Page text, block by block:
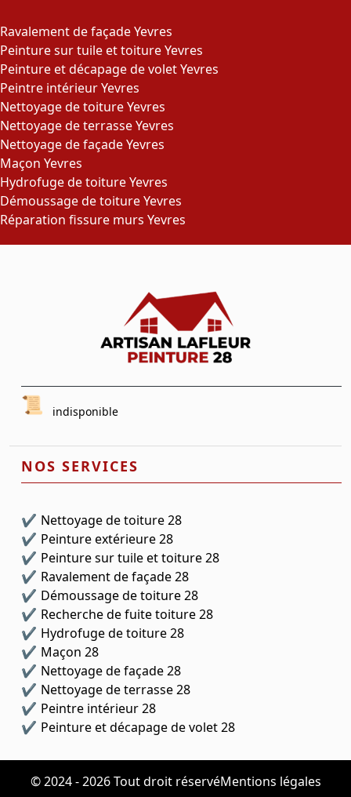
Ravalement de façade Yevres
Peinture sur tuile et toiture Yevres
Peinture et décapage de volet Yevres
Peintre intérieur Yevres
Nettoyage de toiture Yevres
Nettoyage de terrasse Yevres
Nettoyage de façade Yevres
Maçon Yevres
Hydrofuge de toiture Yevres
Démoussage de toiture Yevres
Réparation fissure murs Yevres
indisponible
NOS SERVICES
Nettoyage de toiture 28
Peinture extérieure 28
Peinture sur tuile et toiture 28
Ravalement de façade 28
Démoussage de toiture 28
Recherche de fuite toiture 28
Hydrofuge de toiture 28
Maçon 28
Nettoyage de façade 28
Nettoyage de terrasse 28
Peintre intérieur 28
Peinture et décapage de volet 28
© 2024 - 2026 Tout droit réservéMentions légales